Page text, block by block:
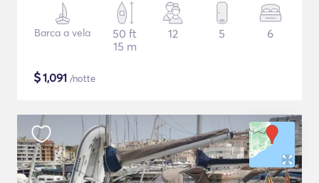
Barca a vela
50 ft
15 m
12 5 6
$1,091 /notte